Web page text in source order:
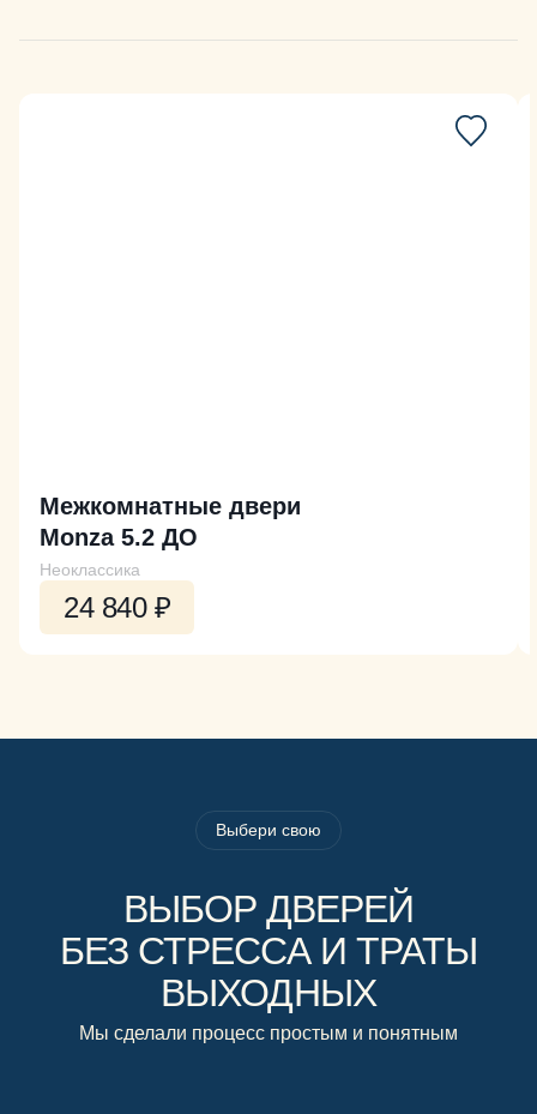
Межкомнатные двери
Monza 5.2 ДО
Неоклассика
24 840 ₽
Выбери свою
ВЫБОР ДВЕРЕЙ
БЕЗ СТРЕССА И ТРАТЫ
ВЫХОДНЫХ
Мы сделали процесс простым и понятным